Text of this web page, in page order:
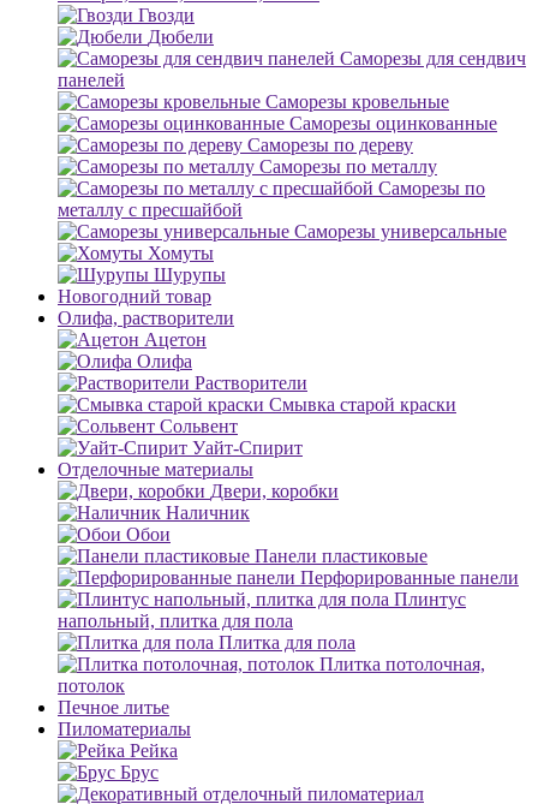
Гвозди
Дюбели
Саморезы для сендвич
панелей
Саморезы кровельные
Саморезы оцинкованные
Саморезы по дереву
Саморезы по металлу
Саморезы по
металлу с пресшайбой
Саморезы универсальные
Хомуты
Шурупы
Новогодний товар
Олифа, растворители
Ацетон
Олифа
Растворители
Смывка старой краски
Сольвент
Уайт-Спирит
Отделочные материалы
Двери, коробки
Наличник
Обои
Панели пластиковые
Перфорированные панели
Плинтус
напольный, плитка для пола
Плитка для пола
Плитка потолочная,
потолок
Печное литье
Пиломатериалы
Рейка
Брус